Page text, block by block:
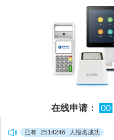
在线申请： 00
已有 2514246 人报名成功